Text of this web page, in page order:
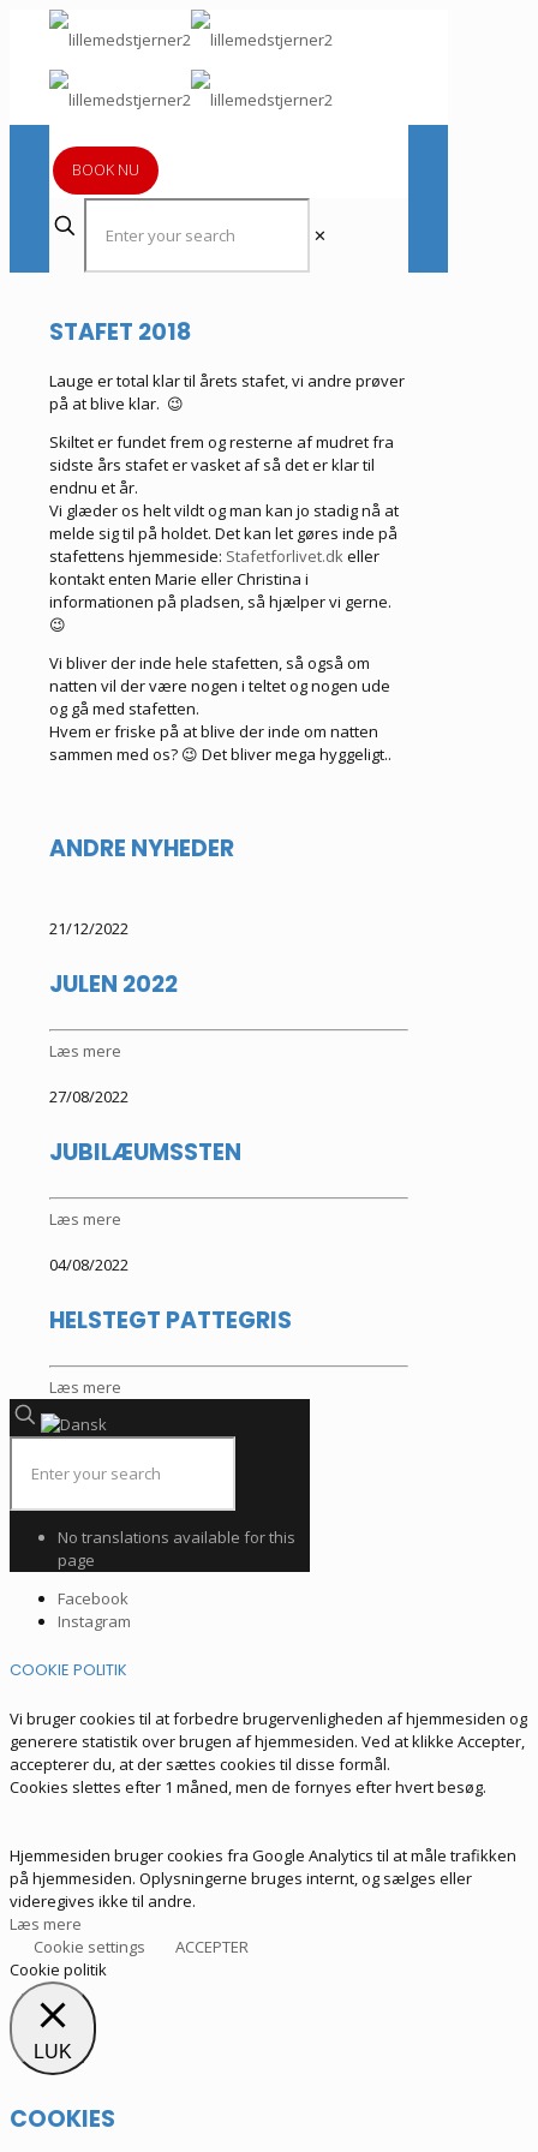
BOOK NU
✕
STAFET 2018
Lauge er total klar til årets stafet, vi andre prøver
på at blive klar. 😉
Skiltet er fundet frem og resterne af mudret fra
sidste års stafet er vasket af så det er klar til
endnu et år.
Vi glæder os helt vildt og man kan jo stadig nå at
melde sig til på holdet. Det kan let gøres inde på
stafettens hjemmeside: Stafetforlivet.dkeller
kontakt enten Marie eller Christina i
informationen på pladsen, så hjælper vi gerne.
😉
Vi bliver der inde hele stafetten, så også om
natten vil der være nogen i teltet og nogen ude
og gå med stafetten.
Hvem er friske på at blive der inde om natten
sammen med os? 😉 Det bliver mega hyggeligt..
ANDRE NYHEDER
21/12/2022
JULEN 2022
Læs mere
27/08/2022
JUBILÆUMSSTEN
Læs mere
04/08/2022
HELSTEGT PATTEGRIS
Læs mere
No translations available for this
page
Facebook
Instagram
COOKIE POLITIK
Vi bruger cookies til at forbedre brugervenligheden af hjemmesiden og
generere statistik over brugen af hjemmesiden. Ved at klikke Accepter,
accepterer du, at der sættes cookies til disse formål.
Cookies slettes efter 1 måned, men de fornyes efter hvert besøg.
Hjemmesiden bruger cookies fra Google Analytics til at måle trafikken
på hjemmesiden. Oplysningerne bruges internt, og sælges eller
videregives ikke til andre.
Læs mere
Cookie settings
ACCEPTER
Cookie politik
LUK
COOKIES